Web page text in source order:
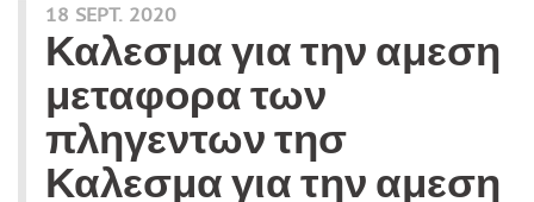
18 SEPT. 2020
Καλεσμα για την αμεση
μεταφορα των
πληγεντων τησ
Καλεσμα για την αμεση